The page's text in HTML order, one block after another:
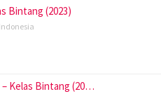
Bintang (2023)
Indonesia
– Kelas Bintang (20…